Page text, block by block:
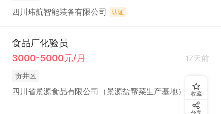
四川玮航智能装备有限公司 认证
食品厂化验员
3000-5000元/月
17天前
贡井区
四川省景源食品有限公司（景源盐帮菜生产基地） 收藏